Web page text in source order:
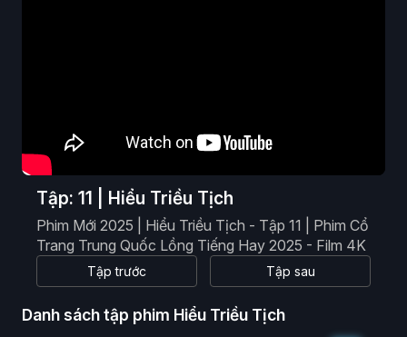
Tập: 11 | Hiểu Triều Tịch
Phim Mới 2025 | Hiểu Triều Tịch - Tập 11 | Phim Cổ
Trang Trung Quốc Lồng Tiếng Hay 2025 - Film 4K
Tập trước Tập sau
Danh sách tập phim Hiểu Triều Tịch